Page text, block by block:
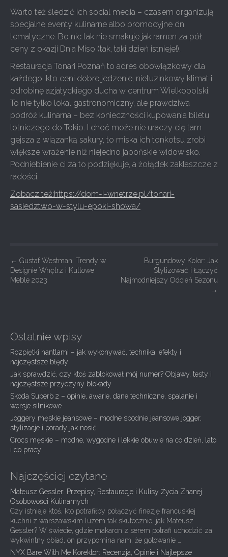
Warto też śledzić ich social media – czasem organizują
specjalne eventy kulinarne albo promocyjne dni
tematyczne. Bo nic tak nie smakuje jak ramen za pół
ceny z okazji Dnia Miso (tak, taki dzień istnieje!).
Restauracja Tonari Poznań to adres obowiązkowy dla
każdego, kto ceni dobre jedzenie, nietuzinkowy klimat i
odrobinę azjatyckiego ducha w centrum Wielkopolski.
To nie tylko lokal gastronomiczny, ale prawdziwa
podróż kulinarna – bez konieczności kupowania biletu
lotniczego do Tokio. I choć może nie uraczy cię tam
gejsza z wiązanką sakury, to miska ich tonkotsu zrobi
większe wrażenie niż niejedno japońskie widowisko.
Podniebienie ci za to podziękuje, a żołądek zaklaszcze z
radości.
Zobacz też:https://dom-i-wnetrze.pl/tonari-
sasiedztwo-w-stylu-epoki-showa/
P
o
a
v
i
g
a
t
i
o
n
← Gustaf Westman: Trendy w
Designie Wnętrz i Kultowe
Meble 2023
Burgundowy Kolor: Jak
Stylizować i Łączyć
Najmodniejszy Odcień Sezonu
→
Ostatnie wpisy
Rozpiętki hantlami – jak wykonywać, technika, efekty i
najczęstsze błędy
Jak sprawdzić, czy ktoś zablokował mój numer? Objawy, testy i
najczęstsze przyczyny blokady
Skoda Superb 2 – opinie, awarie, dane techniczne, spalanie i
wersje silnikowe
Joggery męskie jeansowe – modne spodnie jeansowe jogger,
stylizacje i porady jak nosić
Crocs męskie – modne, wygodne i lekkie obuwie na co dzień, lato
i do pracy
Najczęściej czytane
Mateusz Gessler: Przepisy, Restauracje i Kulisy Życia Znanej
Osobowości Kulinarnych
Czy istnieje ktoś, kto potrafiłby połączyć finezję francuskiej
kuchni z warszawskim luzem tak skutecznie, jak Mateusz
Gessler? W świecie, gdzie makaron z serem potrafi uchodzić za
wykwintny obiad, on przypomina nam, że gotowanie …
NYX Bare With Me Korektor: Recenzja, Opinie i Najlepsze